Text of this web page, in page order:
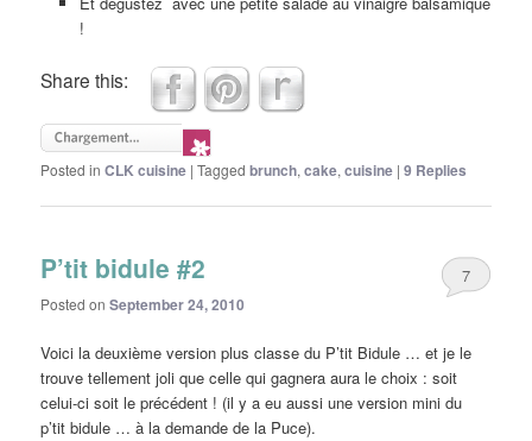
!
Share this:
Posted in CLK cuisine |Tagged brunch,cake,cuisine |9 Replies
P’tit bidule #2
Posted onSeptember 24, 2010
7
Voici la deuxième version plus classe du P’tit Bidule … et je le
trouve tellement joli que celle qui gagnera aura le choix : soit
celui-ci soit le précédent ! (il y a eu aussi une version mini du
p’tit bidule … à la demande de la Puce).